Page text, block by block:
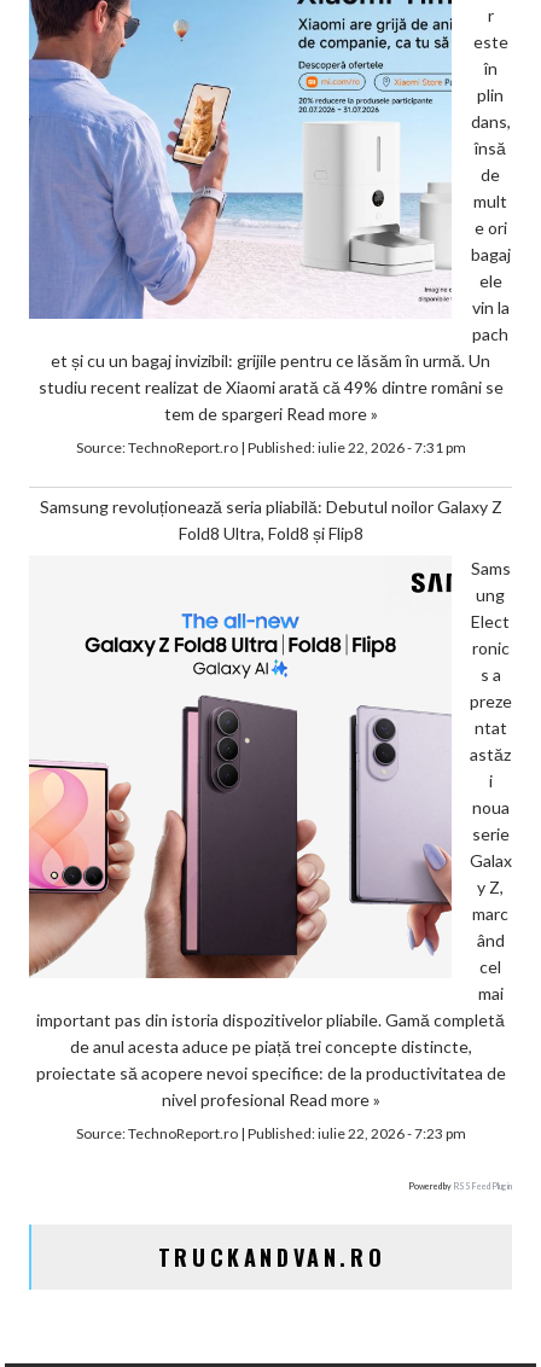
r
este
în
plin
dans,
însă
de
mult
e ori
bagaj
ele
vin la
pach
et și cu un bagaj invizibil: grijile pentru ce lăsăm în urmă. Un
studiu recent realizat de Xiaomi arată că 49% dintre români se
tem de spargeri Read more »
Source:TechnoReport.ro| Published:iulie 22, 2026 - 7:31 pm
Samsung revoluționează seria pliabilă: Debutul noilor Galaxy Z
Fold8 Ultra, Fold8 și Flip8
Sams
ung
Elect
ronic
s a
preze
ntat
astăz
i
noua
serie
Galax
y Z,
marc
ând
cel
mai
important pas din istoria dispozitivelor pliabile. Gamă completă
de anul acesta aduce pe piață trei concepte distincte,
proiectate să acopere nevoi specifice: de la productivitatea de
nivel profesional Read more »
Source:TechnoReport.ro| Published:iulie 22, 2026 - 7:23 pm
Powered by RSS Feed Plugin
TRUCKANDVAN.RO